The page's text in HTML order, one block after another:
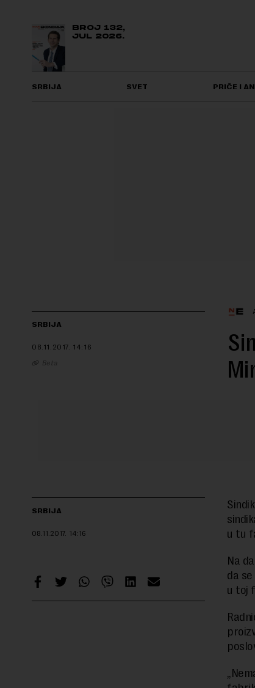
BROJ 132,
JUL 2026.
SRBIJA SVET PRIČE I
SRBIJA
08.11.2017. 14:16
Beta
SRBIJA
08.11.2017. 14:16
u tu
Na
da
u toj